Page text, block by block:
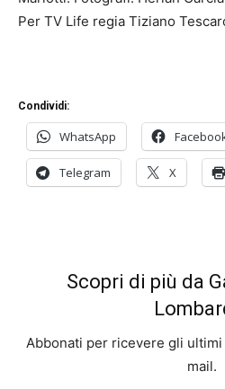
Per TV Life regia Tiziano
Condividi:
WhatsApp
Telegram X
Scopri di più da
Abbonati per ricevere gli
mail.